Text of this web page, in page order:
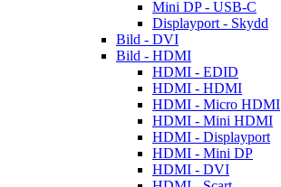
Mini DP - USB-C
Displayport - Skydd
Bild - DVI
Bild - HDMI
HDMI - EDID
HDMI - HDMI
HDMI - Micro HDMI
HDMI - Mini HDMI
HDMI - Displayport
HDMI - Mini DP
HDMI - DVI